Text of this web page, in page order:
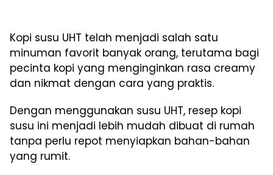
Kopi susu UHT telah menjadi salah satu
minuman favorit banyak orang, terutama bagi
pecinta kopi yang menginginkan rasa creamy
dan nikmat dengan cara yang praktis.
Dengan menggunakan susu UHT, resep kopi
susu ini menjadi lebih mudah dibuat di rumah
tanpa perlu repot menyiapkan bahan-bahan
yang rumit.